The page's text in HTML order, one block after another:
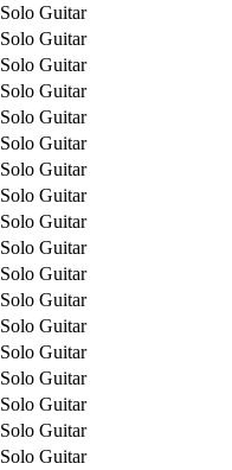
Solo Guitar
Solo Guitar
Solo Guitar
Solo Guitar
Solo Guitar
Solo Guitar
Solo Guitar
Solo Guitar
Solo Guitar
Solo Guitar
Solo Guitar
Solo Guitar
Solo Guitar
Solo Guitar
Solo Guitar
Solo Guitar
Solo Guitar
Solo Guitar